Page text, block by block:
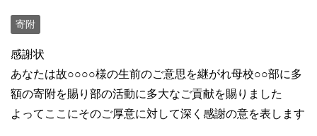
寄附
感謝状
あなたは故○○○○様の生前のご意思を継がれ母校○○部に多
額の寄附を賜り部の活動に多大なご貢献を賜りました
よってここにそのご厚意に対して深く感謝の意を表します